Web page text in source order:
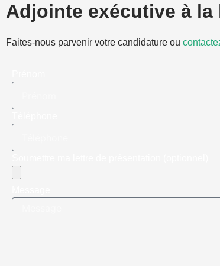
Adjointe exécutive à
Faites-nous parvenir votre candidature ou